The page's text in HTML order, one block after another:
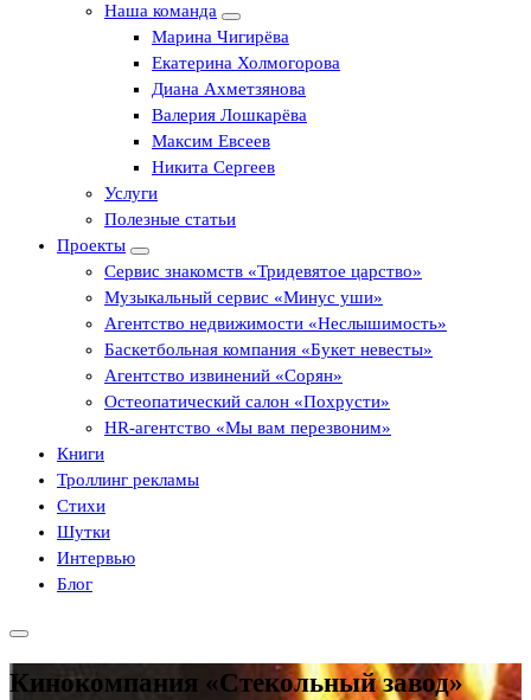
Наша команда
Марина Чигирёва
Екатерина Холмогорова
Диана Ахметзянова
Валерия Лошкарёва
Максим Евсеев
Никита Сергеев
Услуги
Полезные статьи
Проекты
Сервис знакомств «Тридевятое царство»
Музыкальный сервис «Минус уши»
Агентство недвижимости «Неслышимость»
Баскетбольная компания «Букет невесты»
Агентство извинений «Сорян»
Остеопатический салон «Похрусти»
HR-агентство «Мы вам перезвоним»
Книги
Троллинг рекламы
Стихи
Шутки
Интервью
Блог
Кинокомпания «Стекольный завод»